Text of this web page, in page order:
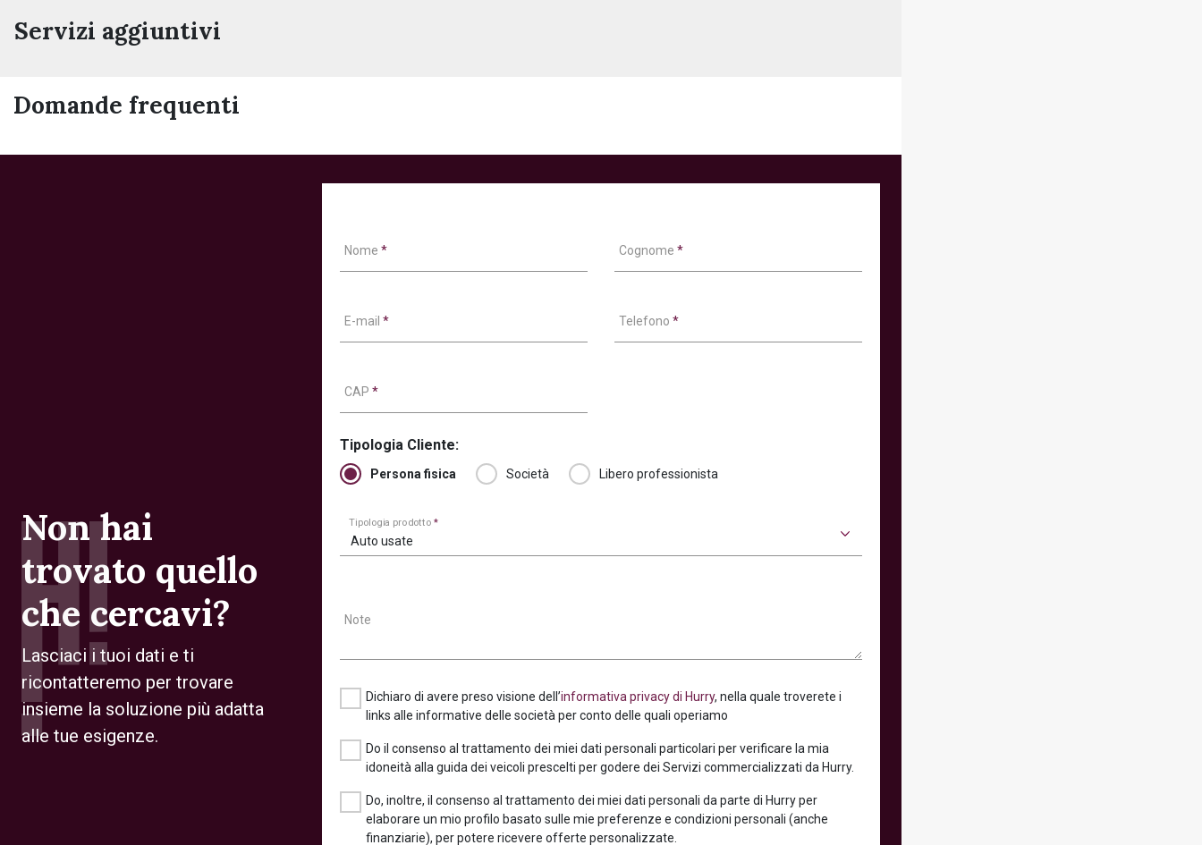
Servizi aggiuntivi
Domande frequenti
Non hai
trovato quello
che cercavi?
Lasciaci i tuoi dati e ti
ricontatteremo per trovare
insieme la soluzione più adatta
alle tue esigenze.
Nome * Cognome *
E-mail * Telefono *
CAP *
Tipologia Cliente:
Persona fisica Società Libero professionista
Tipologia prodotto*
Auto usate
Note
Dichiaro di avere preso visione dell’informativa privacy di Hurry, nella quale troverete i
links alle informative delle società per conto delle quali operiamo
Do il consenso al trattamento dei miei dati personali particolari per verificare la mia
idoneità alla guida dei veicoli prescelti per godere dei Servizi commercializzati da Hurry.
Do, inoltre, il consenso al trattamento dei miei dati personali da parte di Hurry per
elaborare un mio profilo basato sulle mie preferenze e condizioni personali (anche
finanziarie), per potere ricevere offerte personalizzate.